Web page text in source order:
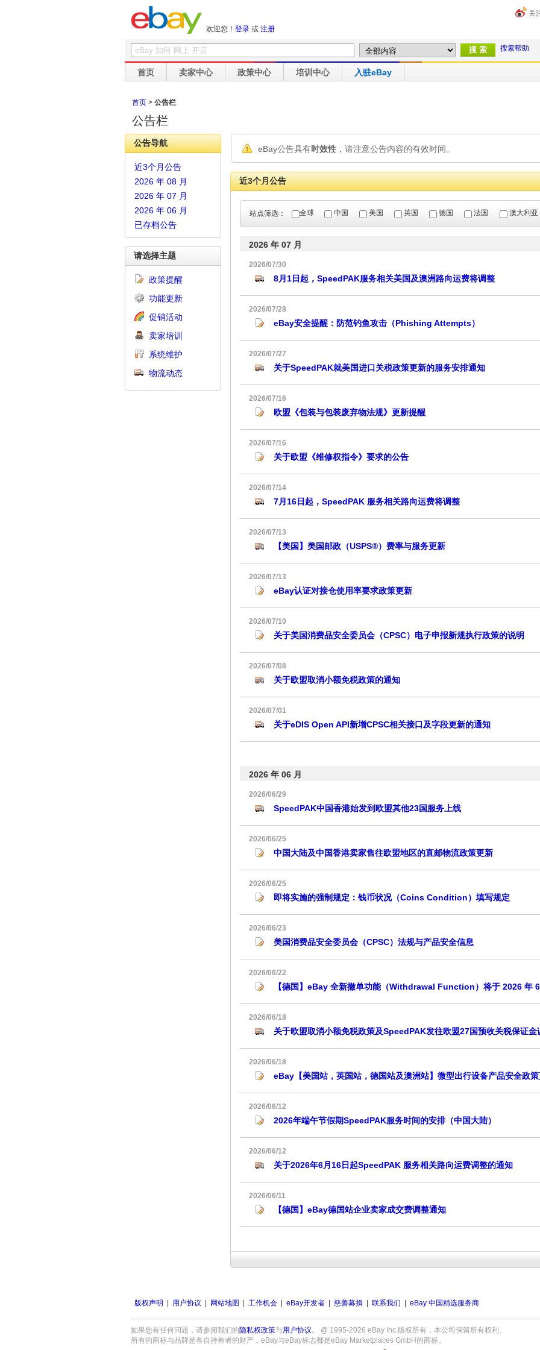
欢迎您！ 登录 或 注册
关
搜索帮助
首页 卖家中心 政策中心 培训中心 入驻eBay
首页 > 公告栏
公告栏
公告导航
近3个月公告
2026 年 08 月
2026 年 07 月
2026 年 06 月
已存档公告
请选择主题
政策提醒
功能更新
促销活动
卖家培训
系统维护
物流动态
eBay公告具有时效性，请注意公告内容的有效时间。
近3个月公告
站点筛选： 全球 中国 美国 英国 德国 法国 澳大利亚
2026 年 07 月
2026/07/30
8月1日起，SpeedPAK服务相关美国及澳洲路向运费将调整
2026/07/28
eBay安全提醒：防范钓鱼攻击（Phishing Attempts）
2026/07/27
关于SpeedPAK就美国进口关税政策更新的服务安排通知
2026/07/16
欧盟《包装与包装废弃物法规》更新提醒
2026/07/16
关于欧盟《维修权指令》要求的公告
2026/07/14
7月16日起，SpeedPAK 服务相关路向运费将调整
2026/07/13
【美国】美国邮政（USPS®）费率与服务更新
2026/07/13
eBay认证对接仓使用率要求政策更新
2026/07/10
关于美国消费品安全委员会（CPSC）电子申报新规执行政策的说明
2026/07/08
关于欧盟取消小额免税政策的通知
2026/07/01
关于eDIS Open API新增CPSC相关接口及字段更新的通知
2026 年 06 月
2026/06/29
SpeedPAK中国香港始发到欧盟其他23国服务上线
2026/06/25
中国大陆及中国香港卖家售往欧盟地区的直邮物流政策更新
2026/06/25
即将实施的强制规定：钱币状况（Coins Condition）填写规定
2026/06/23
美国消费品安全委员会（CPSC）法规与产品安全信息
2026/06/22
【德国】eBay 全新撤单功能（Withdrawal Function）将于 2026 年
2026/06/18
关于欧盟取消小额免税政策及SpeedPAK发往欧盟27国预收关税保证金
2026/06/18
eBay【美国站，英国站，德国站及澳洲站】微型出行设备产品安全政
2026/06/12
2026年端午节假期SpeedPAK服务时间的安排（中国大陆）
2026/06/12
关于2026年6月16日起SpeedPAK 服务相关路向运费调整的通知
2026/06/11
【德国】eBay德国站企业卖家成交费调整通知
版权声明 用户协议 网站地图 工作机会 eBay开发者 慈善募捐 联系我们 eBay 中国精选服务商
如果您有任何问题，请参阅我们的隐私权政策与用户协议。 @ 1995-2026 eBay Inc.版权所有，本公司保留所有权利。
所有的商标与品牌是各自持有者的财产，eBay与eBay标志都是eBay Marketplaces GmbH的商标。